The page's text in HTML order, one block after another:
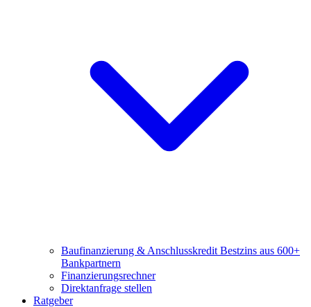
Baufinanzierung & Anschlusskredit Bestzins aus 600+
Bankpartnern
Finanzierungsrechner
Direktanfrage stellen
Ratgeber